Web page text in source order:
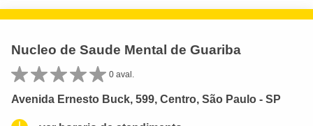
Nucleo de Saude Mental de Guariba
0 aval.
Avenida Ernesto Buck, 599, Centro, São Paulo - SP